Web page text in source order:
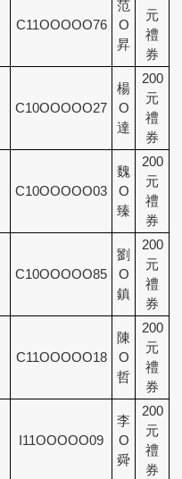
C11OOOOO76
范
O
昇
元
禮
券
C10OOOOO27
楊
O
達
200
元
禮
券
C10OOOOO03
魏
O
臻
200
元
禮
券
C10OOOOO85
劉
O
鎮
200
元
禮
券
C11OOOOO18
陳
O
哲
200
元
禮
券
I11OOOOO09
李
O
舜
200
元
禮
券